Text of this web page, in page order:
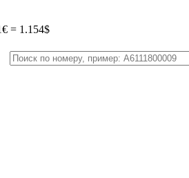
= 1.154$